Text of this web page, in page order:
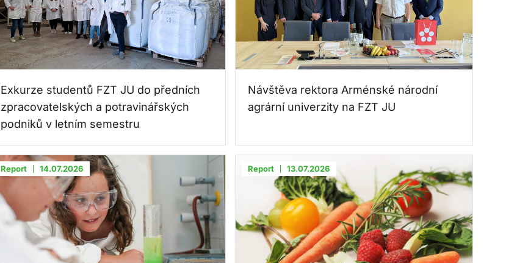
Exkurze studentů FZT JU do předních
zpracovatelských a potravinářských
podniků v letním semestru
Návštěva rektora Arménské národní
agrární univerzity na FZT JU
Report 14.07.2026 Report 13.07.2026